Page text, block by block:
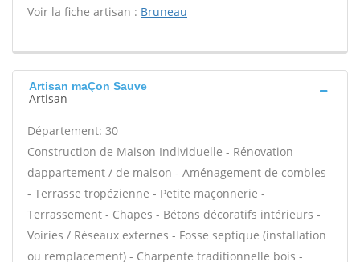
Voir la fiche artisan : Bruneau
Artisan maÇon Sauve
Artisan
Département: 30
Construction de Maison Individuelle - Rénovation
dappartement / de maison - Aménagement de combles
- Terrasse tropézienne - Petite maçonnerie -
Terrassement - Chapes - Bétons décoratifs intérieurs -
Voiries / Réseaux externes - Fosse septique (installation
ou remplacement) - Charpente traditionnelle bois -